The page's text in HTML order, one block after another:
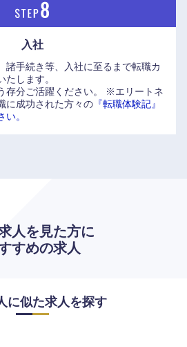
入社
諸手続き等、入社に至るまで転職カ
します。
存分ご活躍ください。
※エリートネ
に成功された方々の 『転職体験記』
。
人を見た方に
すめの求人
に似た求人を探す